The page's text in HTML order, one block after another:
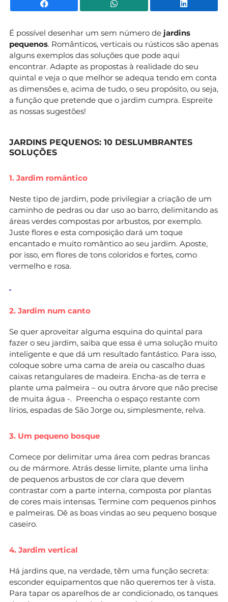
Facebook WhatsApp
É possível desenhar um sem número de jardins
pequenos. Românticos, verticais ou rústicos são apenas
alguns exemplos das soluções que pode aqui
encontrar. Adapte as propostas à realidade do seu
quintal e veja o que melhor se adequa tendo em conta
as dimensões e, acima de tudo, o seu propósito, ou seja,
a função que pretende que o jardim cumpra. Espreite
as nossas sugestões!
JARDINS PEQUENOS: 10 DESLUMBRANTES
SOLUÇÕES
1. Jardim romântico
Neste tipo de jardim, pode privilegiar a criação de um
caminho de pedras ou dar uso ao barro, delimitando as
áreas verdes compostas por arbustos, por exemplo.
Juste flores e esta composição dará um toque
encantado e muito romântico ao seu jardim. Aposte,
por isso, em flores de tons coloridos e fortes, como
vermelho e rosa.
2. Jardim num canto
Se quer aproveitar alguma esquina do quintal para
fazer o seu jardim, saiba que essa é uma solução muito
inteligente e que dá um resultado fantástico. Para isso,
coloque sobre uma cama de areia ou cascalho duas
caixas retangulares de madeira. Encha-as de terra e
plante uma palmeira – ou outra árvore que não precise
de muita água -. Preencha o espaço restante com
lírios, espadas de São Jorge ou, simplesmente, relva.
3. Um pequeno bosque
Comece por delimitar uma área com pedras brancas
ou de mármore. Atrás desse limite, plante uma linha
de pequenos arbustos de cor clara que devem
contrastar com a parte interna, composta por plantas
de cores mais intensas. Termine com pequenos pinhos
e palmeiras. Dê as boas vindas ao seu pequeno bosque
caseiro.
4. Jardim vertical
Há jardins que, na verdade, têm uma função secreta:
esconder equipamentos que não queremos ter à vista.
Para tapar os aparelhos de ar condicionado, os tanques